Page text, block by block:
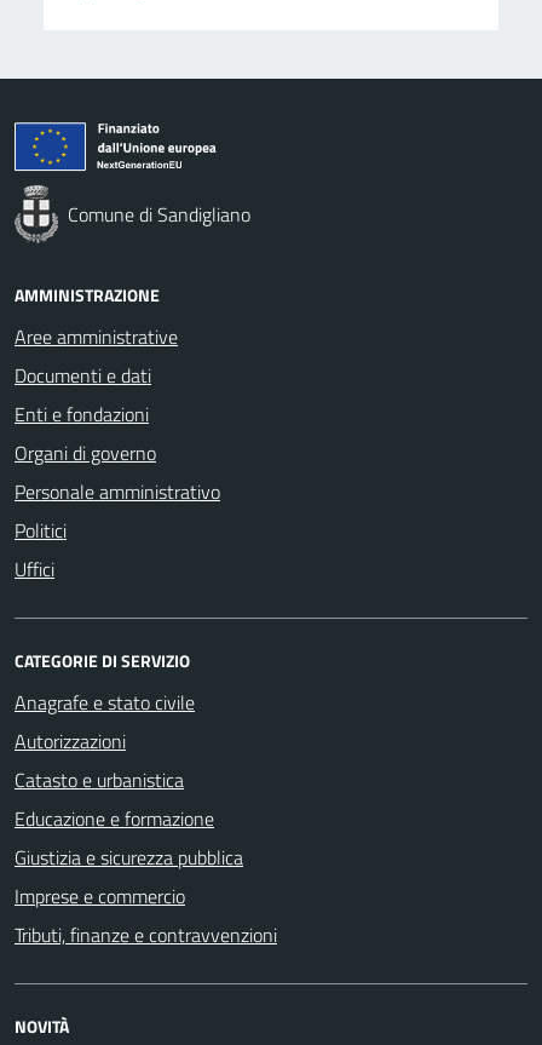
Comune di Sandigliano
AMMINISTRAZIONE
Aree amministrative
Documenti e dati
Enti e fondazioni
Organi di governo
Personale amministrativo
Politici
Uffici
CATEGORIE DI SERVIZIO
Anagrafe e stato civile
Autorizzazioni
Catasto e urbanistica
Educazione e formazione
Giustizia e sicurezza pubblica
Imprese e commercio
Tributi, finanze e contravvenzioni
NOVITÀ